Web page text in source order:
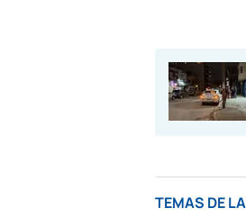
TEMAS DE